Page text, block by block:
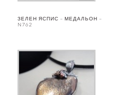
ЗЕЛЕН ЯСПИС – МЕДАЛЬОН –
N762